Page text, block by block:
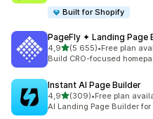
Built for Shopify
PageFly ✦ Landing Page
4,9/ 5 tähteä
(5 655)
5655 arvostelua yhteensä
•Free plan
Build CRO-focused
Instant AI Page Builder
4,9/ 5 tähteä
(309)
309 arvostelua yhteensä
•Free plan
AI Landing Page Builder